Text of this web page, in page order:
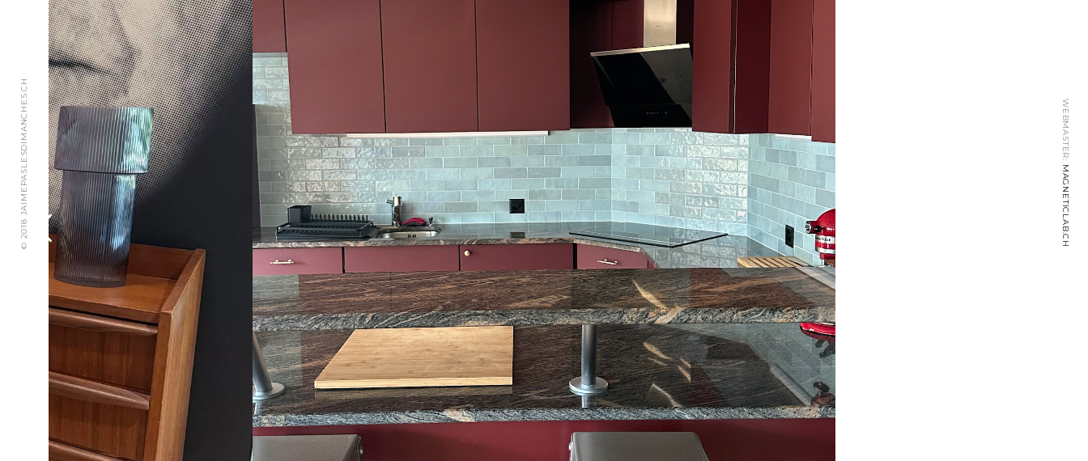
© 2018 JAIMEPASLESDIMANCHES.CH WEBMASTER:
MAGNETICLAB.CH